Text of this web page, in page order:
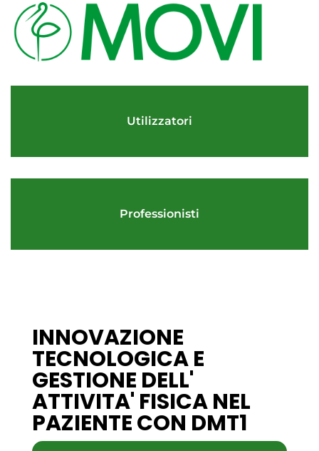
Utilizzatori
Professionisti
INNOVAZIONE
TECNOLOGICA E
GESTIONE DELL'
ATTIVITA' FISICA NEL
PAZIENTE CON DMT1